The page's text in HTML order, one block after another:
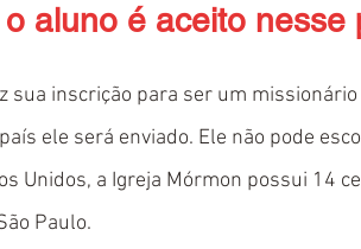
aluno é aceito nesse
sua inscrição para ser um
ele será enviado. Ele não pode
Unidos, a Igreja Mórmon possui 14
Paulo.